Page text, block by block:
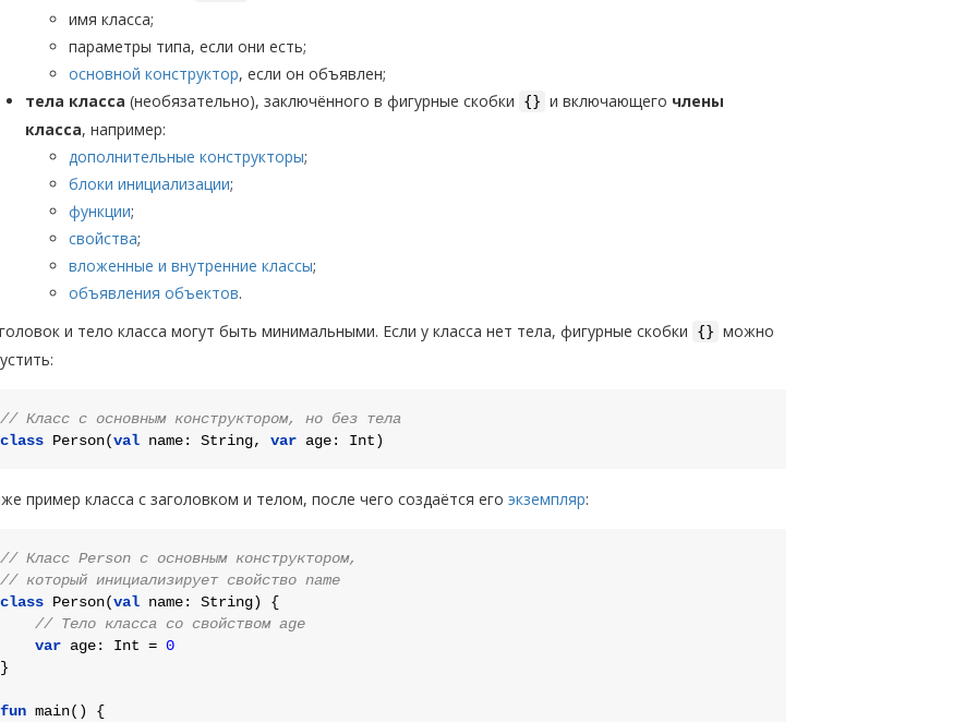
имя класса;
параметры типа, если они есть;
основной конструктор, если он объявлен;
тела класса (необязательно), заключённого в фигурные скобки {} и включающего члены
класса, например:
дополнительные конструкторы;
блоки инициализации;
функции;
свойства;
вложенные и внутренние классы;
объявления объектов.
и тело класса могут быть минимальными. Если у класса нет тела, фигурные скобки
{} можно
// Класс с основным конструктором, но без тела
class Person(val name: String, var age: Int
пример класса с заголовком и телом, после чего создаётся его экземпляр:
// Класс Person с основным конструктором,
// который инициализирует свойство name
class Person(val name: String) {
// Тело класса со свойством age
var age: Int = 0
}
fun main() {